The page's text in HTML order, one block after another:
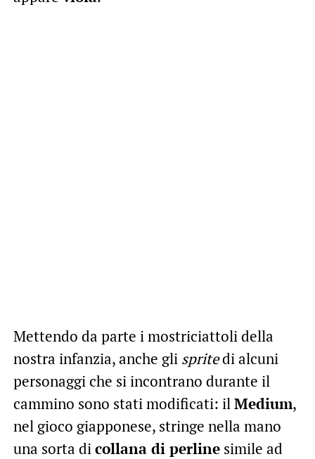
Mettendo da parte i mostriciattoli della
nostra infanzia, anche gli spritedi alcuni
personaggi che si incontrano durante il
cammino sono stati modificati: il Medium,
nel gioco giapponese, stringe nella mano
una sorta di collana di perlinesimile ad